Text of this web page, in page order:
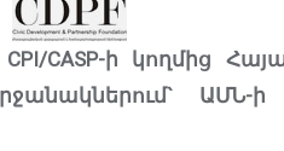
CASP-ի կողմից
ԱՄՆ-